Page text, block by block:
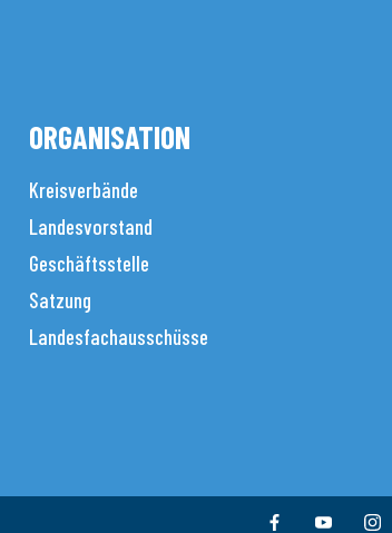
ORGANISATION
Kreisverbände
Landesvorstand
Geschäftsstelle
Satzung
Landesfachausschüsse